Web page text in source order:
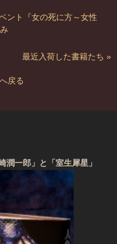
ント『女の死に方～女性
最近入荷した書籍たち »
戻る
潤一郎」と「室生犀星」